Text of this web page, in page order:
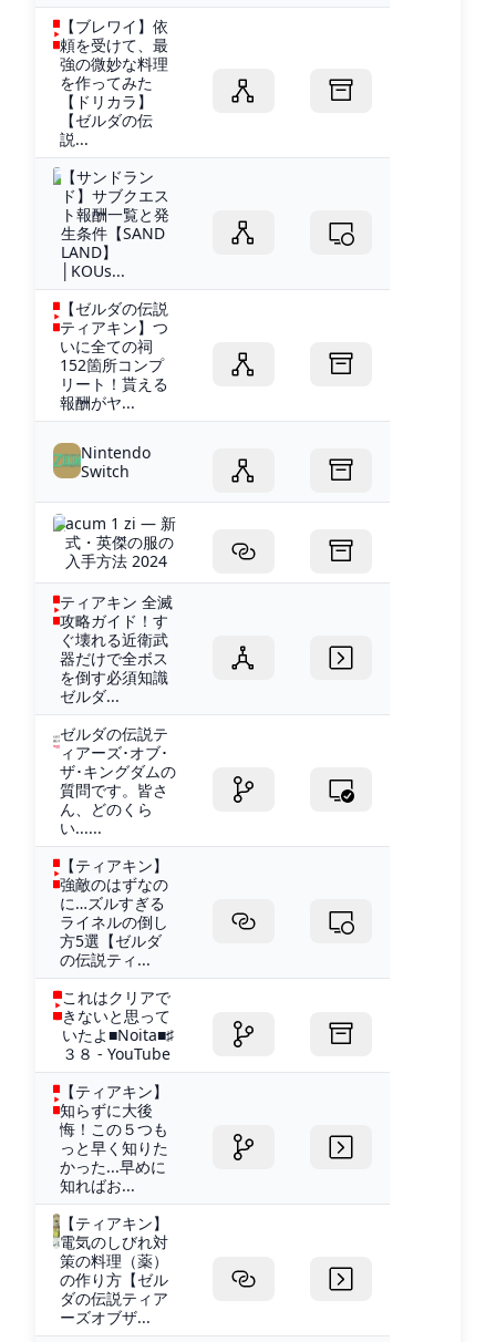
【ブレワイ】依
頼を受けて、最
強の微妙な料理
を作ってみた
【ドリカラ】
【ゼルダの伝
説...
【サンドラン
ド】サブクエス
ト報酬一覧と発
生条件【SAND
LAND】
│KOUs...
【ゼルダの伝説
ティアキン】つ
いに全ての祠
152箇所コンプ
リート！貰える
報酬がヤ...
Nintendo
Switch
acum 1 zi — 新
式・英傑の服の
入手方法 2024
ティアキン 全滅
攻略ガイド！す
ぐ壊れる近衛武
器だけで全ボス
を倒す必須知識
ゼルダ...
ゼルダの伝説テ
ィアーズ･オブ･
ザ･キングダムの
質問です。皆さ
ん、どのくら
い......
【ティアキン】
強敵のはずなの
に…ズルすぎる
ライネルの倒し
方5選【ゼルダ
の伝説ティ...
これはクリアで
きないと思って
いたよ■Noita■♯
３８ - YouTube
【ティアキン】
知らずに大後
悔！この５つも
っと早く知りた
かった...早めに
知ればお...
【ティアキン】
電気のしびれ対
策の料理（薬）
の作り方【ゼル
ダの伝説ティア
ーズオブザ...